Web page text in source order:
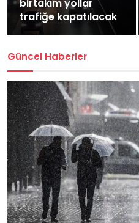
birtakım yollar
trafiğe kapatılacak
Güncel Haberler